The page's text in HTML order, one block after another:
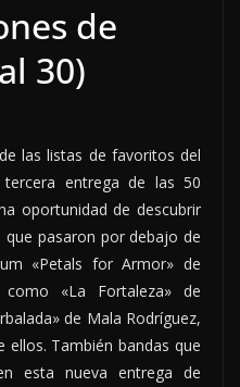
de
30)
las listas de favoritos del
entrega de las 50
oportunidad de descubrir
pasaron por debajo de
«Petals for Armor» de
«La Fortaleza» de
de Mala Rodríguez,
También bandas que
esta nueva entrega de